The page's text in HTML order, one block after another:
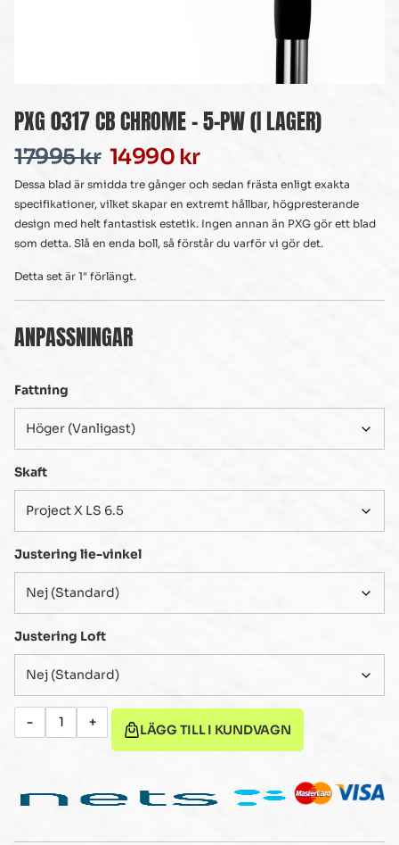
PXG 0317 CB CHROME – 5-PW (I LAGER)
17995kr 14990 kr
Dessa blad är smidda tre gånger och sedan frästa enligt exakta
specifikationer, vilket skapar en extremt hållbar, högpresterande
design med helt fantastisk estetik. Ingen annan än PXG gör ett blad
som detta. Slå en enda boll, så förstår du varför vi gör det.
Detta set är 1″ förlängt.
ANPASSNINGAR
Fattning
Skaft
Justering lie-vinkel
Justering Loft
- + LÄGG TILL I KUNDVAGN